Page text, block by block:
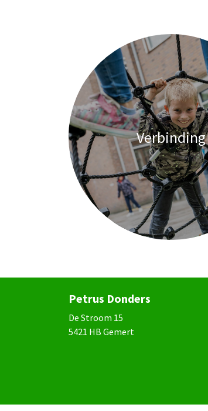
Verbinding
Petrus Donders
De Stroom 15
5421 HB Gemert